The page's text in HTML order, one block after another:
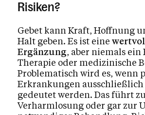
Risiken?
Gebet kann Kraft, Hoffnung
Halt geben. Es ist eine
Ergänzung, aber niemals ein
Therapie oder medizinische
Problematisch wird es, wenn
Erkrankungen
gedeutet werden. Das führt zu
Verharmlosung oder gar zur